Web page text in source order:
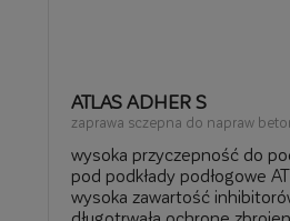
ATLAS ADHER S
zaprawa sczepna do napraw
wysoka przyczepność do
pod podkłady podłogowe
wysoka zawartość